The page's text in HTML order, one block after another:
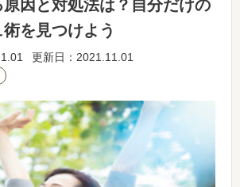
因と対処法は？自分だけの
を見つけよう
更新日：2021.11.01